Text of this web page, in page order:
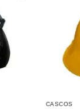
lista de
deseos
CASCOS